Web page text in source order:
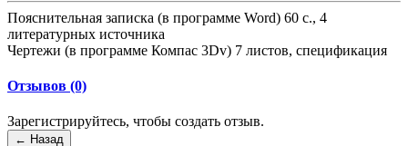
Пояснительная записка (в программе Word) 60 с., 4
литературных источника
Чертежи (в программе Компас 3Dv) 7 листов, спецификация
Отзывов (0)
Зарегистрируйтесь, чтобы создать отзыв.